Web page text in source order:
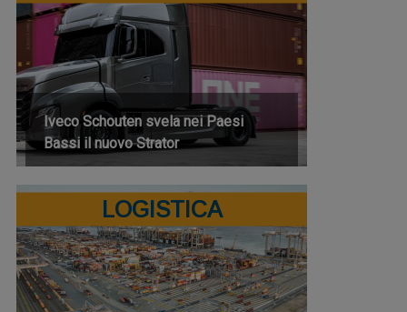
Iveco Schouten svela nei Paesi
Bassi il nuovo Strator
LOGISTICA